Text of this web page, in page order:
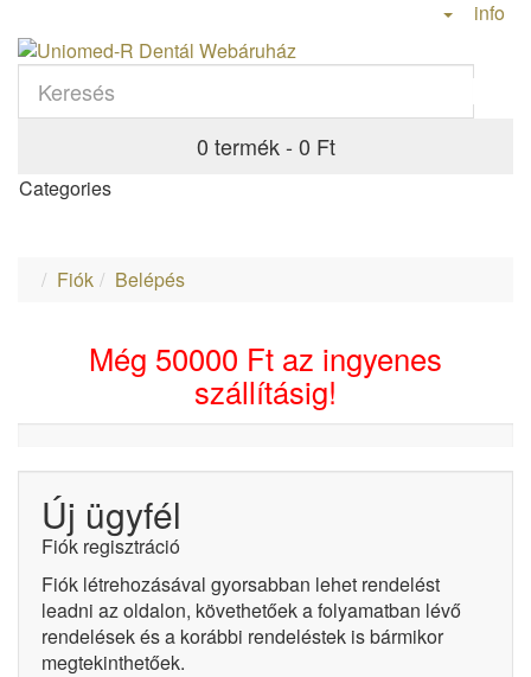
info
0 termék - 0 Ft
Categories
Fiók Belépés
Még 50000 Ft az ingyenes
szállításig!
Új ügyfél
Fiók regisztráció
Fiók létrehozásával gyorsabban lehet rendelést
leadni az oldalon, követhetőek a folyamatban lévő
rendelések és a korábbi rendeléstek is bármikor
megtekinthetőek.